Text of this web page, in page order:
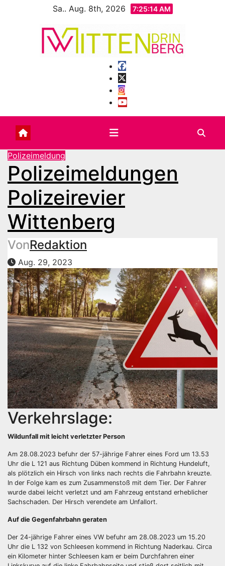
Sa.. Aug. 8th, 2026 7:25:15 AM
Polizeimeldung
Polizeimeldungen
Polizeirevier
Wittenberg
VonRedaktion
Aug. 29, 2023
Verkehrslage:
Wildunfall mit leicht verletzter Person
Am 28.08.2023 befuhr der 57-jährige Fahrer eines Ford um 13.53
Uhr die L 121 aus Richtung Düben kommend in Richtung Hundeluft,
als plötzlich ein Hirsch von links nach rechts die Fahrbahn kreuzte.
In der Folge kam es zum Zusammenstoß mit dem Tier. Der Fahrer
wurde dabei leicht verletzt und am Fahrzeug entstand erheblicher
Sachschaden. Der Hirsch verendete am Unfallort.
Auf die Gegenfahrbahn geraten
Der 24-jährige Fahrer eines VW befuhr am 28.08.2023 um 15.20
Uhr die L 132 von Schleesen kommend in Richtung Naderkau. Circa
ein Kilometer hinter Schleesen kam er beim Durchfahren einer